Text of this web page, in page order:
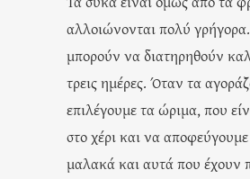
αλλοιώνονται πολύ
μπορούν να διατηρηθούν
τρεις ημέρες. Όταν τα
επιλέγουμε τα ώριμα, που
στο χέρι και να
μαλακά και αυτά που έχουν